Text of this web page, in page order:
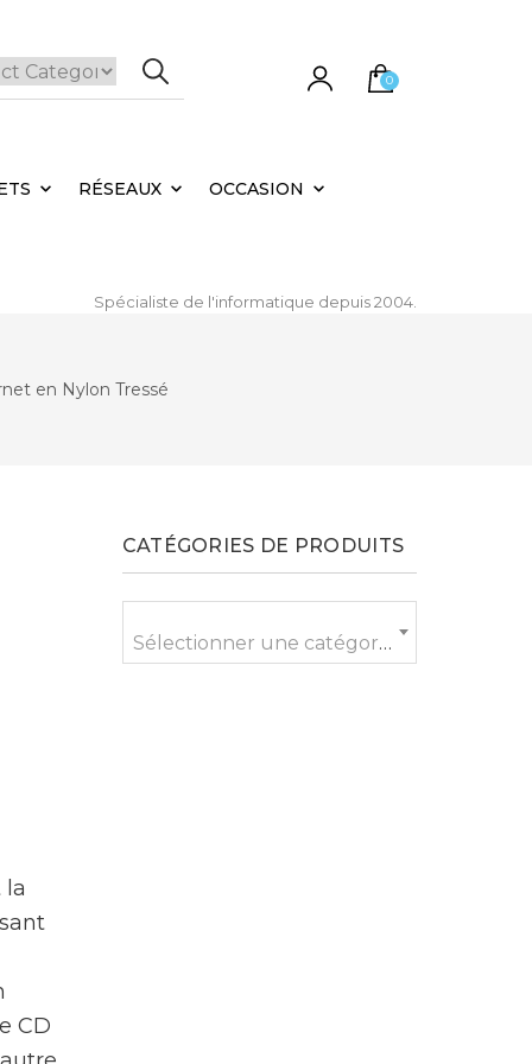
0
RÉSEAUX OCCASION
Spécialiste de l'informatique depuis 2004.
en Nylon Tressé
la
CD
CATÉGORIES DE PRODUITS
Sélectionner une catégorie